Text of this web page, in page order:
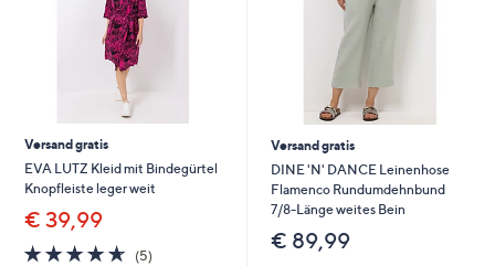
Versand gratis
EVA LUTZ Kleid mit Bindegürtel
Knopfleiste leger weit
€ 39,99
4.6
(5)5
Versand gratis
DINE 'N' DANCE Leinenhose
Flamenco Rundumdehnbund
7/8-Länge weites Bein
€ 89,99